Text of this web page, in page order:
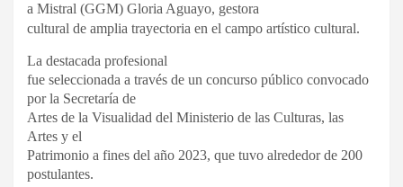
a Mistral (GGM) Gloria Aguayo, gestora
cultural de amplia trayectoria en el campo artístico cultural.
La destacada profesional
fue seleccionada a través de un concurso público convocado
por la Secretaría de
Artes de la Visualidad del Ministerio de las Culturas, las
Artes y el
Patrimonio a fines del año 2023, que tuvo alrededor de 200
postulantes.